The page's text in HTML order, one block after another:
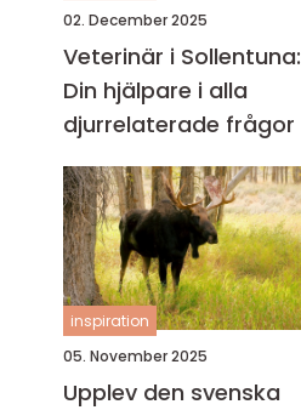
02. December 2025
Veterinär i Sollentuna:
Din hjälpare i alla
djurrelaterade frågor
inspiration
05. November 2025
Upplev den svenska